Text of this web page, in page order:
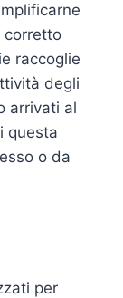
corretto
raccoglie
degli
arrivati al
questa
o da
per